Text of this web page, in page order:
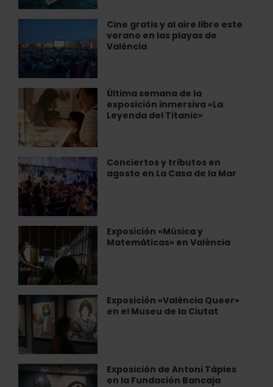
degusta
la
clóchina
de
Valencia
Cine gratis y al aire libre este
verano en las playas de
València
y
aire
libre
este
verano
en
las
de
València
Última semana de la
exposición inmersiva «La
Leyenda del Titanic»
Última
semana
de
la
exposición
inmersiva
«La
Leyenda
del
Titanic»
Conciertos y tributos en
agosto en La Casa de la Mar
Conciertos
y
tributos
en
agosto
en
La
Casa
de
Exposición «Música y
Matemáticas» en València
Exposición
«Música
y
Matemáticas»
en
València
Exposición «València Queer»
en el Museu de la Ciutat
Exposición
«València
Queer»
en
el
Museu
Exposición de Antoni Tàpies
en la Fundación Bancaja
Exposición